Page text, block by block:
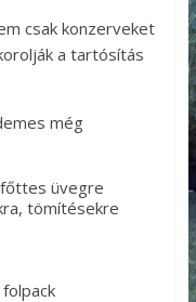
csak konzerveket
a tartósítás
még
üvegre
tömítésekre